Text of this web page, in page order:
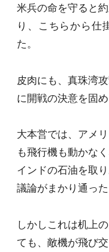
米兵の命を守ると
り、こちらから仕
た。
皮肉にも、真珠湾
に開戦の決意を固
大本営では、アメ
も飛行機も動かな
インドの石油を取
議論がまかり通った
しかしこれは机上
ても、敵機が飛び